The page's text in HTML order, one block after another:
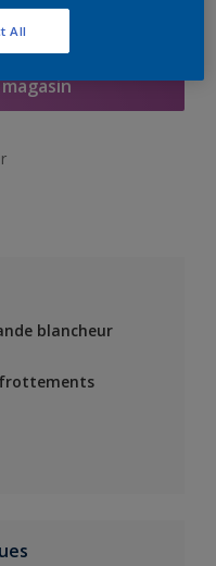
d’achats
blancheur
frottements
All